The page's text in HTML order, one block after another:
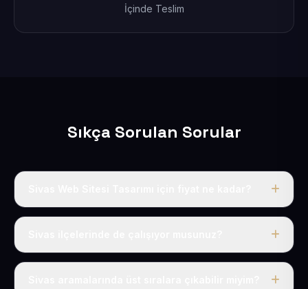
İçinde Teslim
Sıkça Sorulan Sorular
Sivas dahil Türkiye’nin her yerinde geçerli yıllık tek
Elbette; Sivas iline bağlı bütün ilçelere uzaktan ve